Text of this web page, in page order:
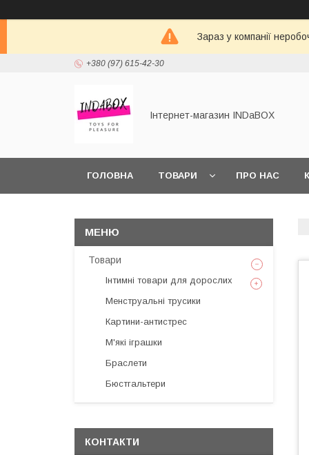
Зараз у компанії
+380 (97) 615-42-30
Інтернет-магазин INDaBOX
ГОЛОВНА ТОВАРИ ПРО НАС
Товари
Інтимні товари для дорослих
Менструальні трусики
Картини-антистрес
М'які іграшки
Браслети
Бюстгальтери
КОНТАКТИ